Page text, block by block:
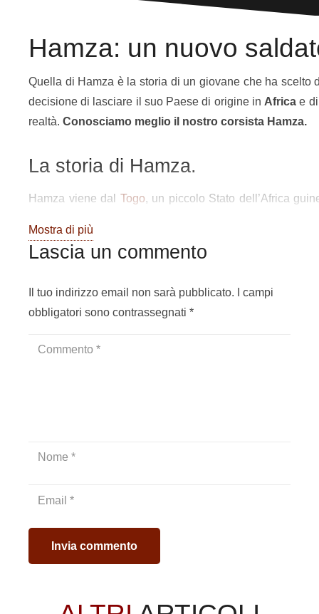
Hamza: un nuovo
Quella di Hamza è la storia di un giovane che ha scelto
decisione di lasciare il suo Paese di origine in Africa e
realtà. Conosciamo meglio il nostro corsista Hamza.
La storia di Hamza.
Hamza viene dal Togo, un piccolo Stato dell’Africa
questo, insieme alla sua compagna e ai suoi figli,
diversi tentativi di imbarcarsi dalla Libia, Hamza e la
La sua esperienza alla
Hamza, però, ha sempre sperato di trovare lavoro in
la sua famiglia è sempre più vicino e noi della
Mostra di più
Lascia un commento
Il tuo indirizzo email non sarà pubblicato.
I campi
obbligatori sono contrassegnati *
Invia commento